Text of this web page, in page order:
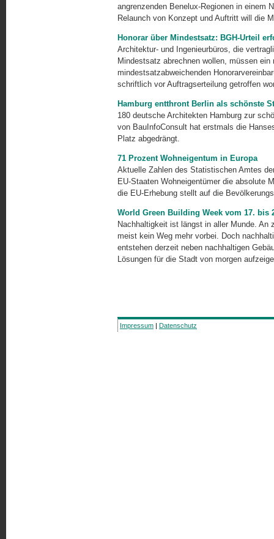
angrenzenden Benelux-Regionen in einem
Relaunch von Konzept und Auftritt will die
Honorar über Mindestsatz: BGH-Urteil
Architektur- und Ingenieurbüros, die
Mindestsatz abrechnen wollen, müssen
mindestsatzabweichenden
schriftlich vor Auftrags­erteilung getroffen
Hamburg entthront Berlin als schönste
180 deutsche Architekten Hamburg zur
von BauInfoConsult hat erstmals die
Platz abgedrängt.
71 Prozent Wohneigentum in Europa
Aktuelle Zahlen des Statistischen Amtes
EU-Staaten Wohneigentümer die absolute
die EU-Erhebung stellt auf die
World Green Building Week vom 17. bis
Nachhaltigkeit ist längst in aller Munde. An
meist kein Weg mehr vorbei. Doch
entstehen derzeit neben nachhaltigen
Lösungen für die Stadt von morgen
Impressum | Datenschutz